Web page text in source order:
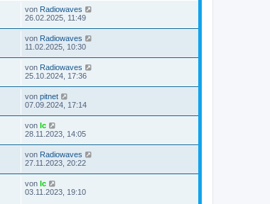
von Radiowaves
26.02.2025, 11:49
von Radiowaves
11.02.2025, 10:30
von Radiowaves
25.10.2024, 17:36
von pitnet
07.09.2024, 17:14
von lc
28.11.2023, 14:05
von Radiowaves
27.11.2023, 20:22
von lc
03.11.2023, 19:10